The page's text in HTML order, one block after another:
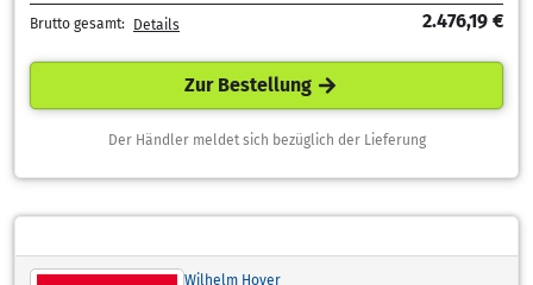
Brutto gesamt: Details 2.476,19 €
Zur Bestellung
Der Händler meldet sich bezüglich der Lieferung
Wilhelm Hoyer